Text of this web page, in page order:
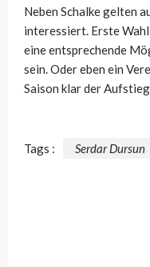
Neben Schalke gelten
interessiert. Erste
eine entsprechende
sein. Oder eben ein
Saison klar der
Tags : Serdar Dursun